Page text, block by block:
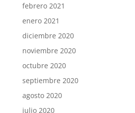
febrero 2021
enero 2021
diciembre 2020
noviembre 2020
octubre 2020
septiembre 2020
agosto 2020
julio 2020